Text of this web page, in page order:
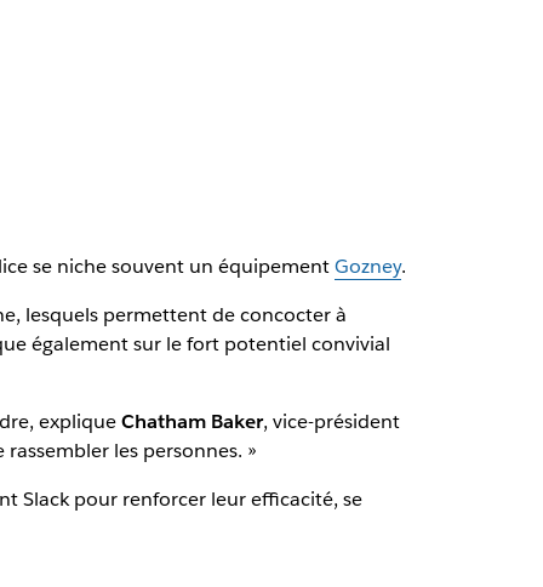
se niche souvent un équipementGozney.
lesquels permettent de concocter à
également sur le fort potentiel convivial
expliqueChatham Baker, vice-président
les personnes. »
Slack pour renforcer leur efficacité, se